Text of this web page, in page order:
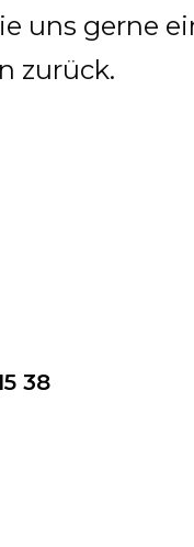
uns gerne
zurück.
38